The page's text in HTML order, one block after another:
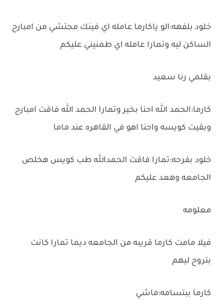
خلود بلفهه:الو ياكارما عامله اي فينك مجتشي من امبارح
الساكن ليه وتمارا عامله اي طمنيني عليكم
بقلمي رنا سعيد
كارما:الحمد الله احنا بخير وتمارا الحمد الله فاقت امبارح
وبقيت كويسه واحنا اهو في القاهره عند ماما
خلود بفرحه:تمارا فاقت الحمدالله طب كويس هخلص
الجامعه وهعد عليكم
معلومه
فيلا مامت كارما قريبه من الجامعه ديما تمارا كانت
بتروح ليهم
كارما ببتسامه:ماشي